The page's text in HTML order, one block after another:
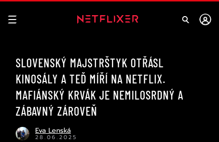
SLOVENSKÝ MAJSTRŠTYK OTŘÁSL
KINOSÁLY A TEĎ MÍŘÍ NA NETFLIX.
MAFIÁNSKÝ KRVÁK JE NEMILOSRDNÝ A
ZÁBAVNÝ ZÁROVEŇ
Eva Lenská
28.06.2025